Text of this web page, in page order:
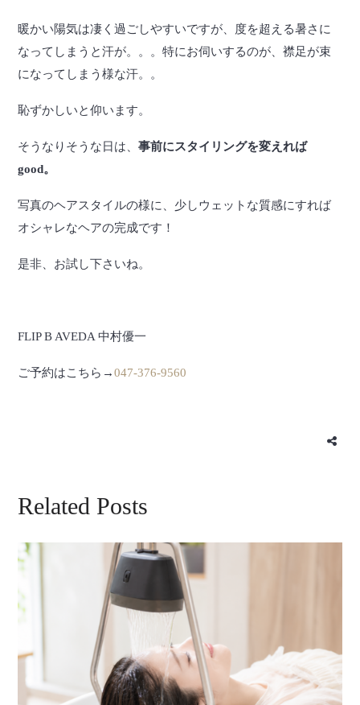
暖かい陽気は凄く過ごしやすいですが、度を超える暑さに
なってしまうと汗が。。。特にお伺いするのが、襟足が束
になってしまう様な汗。。
恥ずかしいと仰います。
そうなりそうな日は、事前にスタイリングを変えれば
good。
写真のヘアスタイルの様に、少しウェットな質感にすれば
オシャレなヘアの完成です！
是非、お試し下さいね。
FLIP B AVEDA 中村優一
ご予約はこちら→047-376-9560
Related Posts